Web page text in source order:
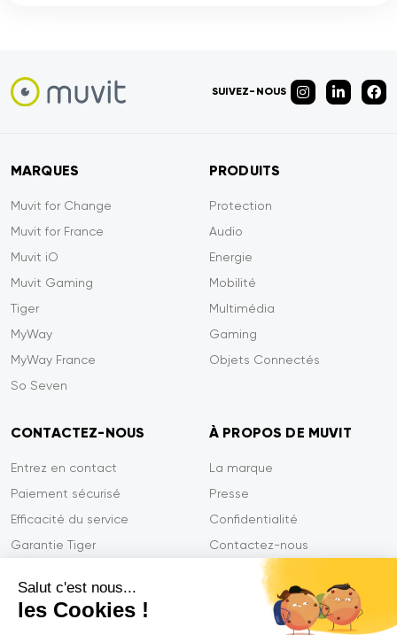
Salut c'est nous...
les Cookies !
SUIVEZ-NOUS
MARQUES
Muvit for Change
Muvit for France
Muvit iO
Muvit Gaming
Tiger
MyWay
MyWay France
So Seven
PRODUITS
Protection
Audio
Energie
Mobilité
Multimédia
Gaming
Objets Connectés
CONTACTEZ-NOUS
Entrez en contact
Paiement sécurisé
Efficacité du service
Garantie Tiger
À PROPOS DE MUVIT
La marque
Presse
Confidentialité
Contactez-nous